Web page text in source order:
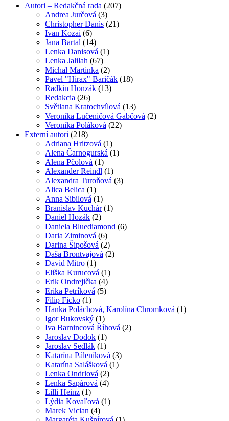
Autori – Redakčná rada (207)
Andrea Jurčová (3)
Christopher Danis (21)
Ivan Kozai (6)
Jana Bartal (14)
Lenka Danisová (1)
Lenka Jalilah (67)
Michal Martinka (2)
Pavel "Hirax" Baričák (18)
Radkin Honzák (13)
Redakcia (26)
Světlana Kratochvílová (13)
Veronika Lučeničová Gabčová (2)
Veronika Poláková (22)
Externí autori (218)
Adriana Hritzová (1)
Alena Čarnogurská (1)
Alena Pčolová (1)
Alexander Reindl (1)
Alexandra Turoňová (3)
Alica Belica (1)
Anna Sibilová (1)
Branislav Kuchár(1)
Daniel Hozák (2)
Daniela Bluediamond (6)
Daria Ziminová (6)
Darina Šipošová (2)
Daša Brontvajová (2)
David Mitro (1)
Eliška Kurucová (1)
Erik Ondrejička (4)
Erika Petríková (5)
Filip Ficko (1)
Hanka Poláchová, Karolína Chromková (1)
Igor Bukovský (1)
Iva Barnincová Říhová (2)
Jaroslav Dodok (1)
Jaroslav Sedlák (1)
Katarína Páleníková (3)
Katarína Salášková (1)
Lenka Ondrlová (2)
Lenka Sapárová (4)
Lilli Heinz (1)
Lýdia Kovaľová (1)
Marek Vician (4)